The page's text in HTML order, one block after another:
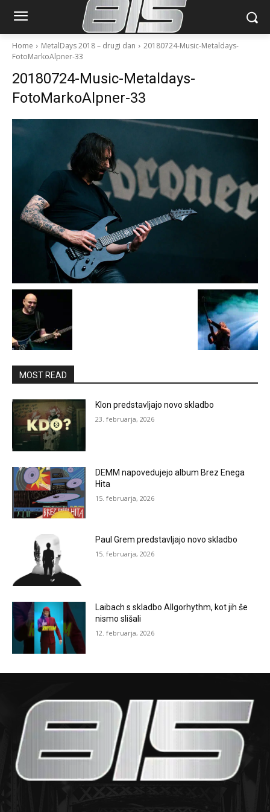
Home MetalDays 2018 – drugi dan
20180724-Music-Metaldays-
FotoMarkoAlpner-33
20180724-Music-Metaldays-
FotoMarkoAlpner-33
MOST READ
Klon predstavljajo novo skladbo
23. februarja, 2026
DEMM napovedujejo album Brez Enega
Hita
15. februarja, 2026
Paul Grem predstavljajo novo skladbo
15. februarja, 2026
Laibach s skladbo Allgorhythm, kot jih še
nismo slišali
12. februarja, 2026